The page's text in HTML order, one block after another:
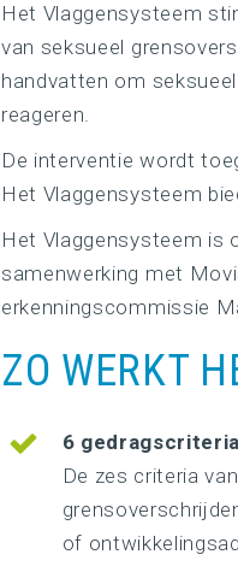
Het Vlaggensysteem
van seksueel
handvatten om
reageren.
De interventie wordt
Het Vlaggensysteem
Het Vlaggensysteem is
samenwerking met
erkenningscommissie
ZO WERKT
6 gedragscriteria
De zes criteria
of